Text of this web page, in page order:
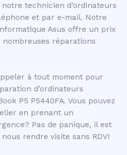
technicien d’ordinateurs
et par e-mail. Notre
Asus offre un prix
réparations
à tout moment pour
d’ordinateurs
P5 P5440FA. Vous pouvez
en prenant un
Pas de panique, il est
rendre visite sans RDV!